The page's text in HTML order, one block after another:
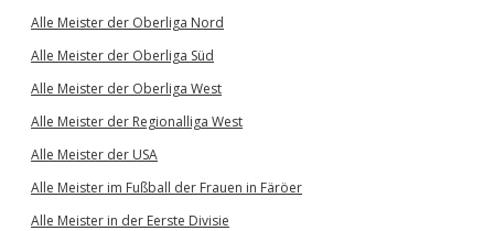
Alle Meister der Oberliga Nord
Alle Meister der Oberliga Süd
Alle Meister der Oberliga West
Alle Meister der Regionalliga West
Alle Meister der USA
Alle Meister im Fußball der Frauen in Färöer
Alle Meister in der Eerste Divisie